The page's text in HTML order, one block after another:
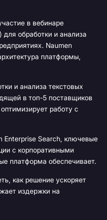
в вебинаре
для обработки и анализа
Naumen
платформы,
и анализа текстовых
в топ-5 поставщиков
работу с
Enterprise Search, ключевые
с корпоративными
платформа обеспечивает.
как решение ускоряет
издержки на